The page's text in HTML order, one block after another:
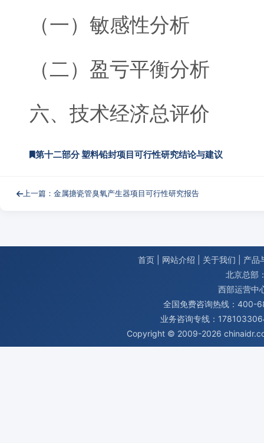
（一）敏感性分析
（二）盈亏平衡分析
六、技术经济总评价
第十二部分 塑料铅封项目可行性研究结论与建议
上一篇：金属搪瓷管臭氧产生器项目可行性研究报告
首页 网站介绍 关于我们
产品
北京总部
西部运营中
全国免费咨询热线：400-
业务咨询专线：
Copyright © 2009-2026